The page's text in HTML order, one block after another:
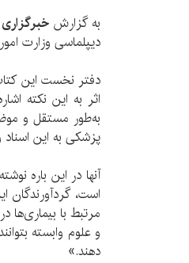
به گزارشخبرگزاری
دیپلماسی وزارت
دفتر نخست این
اثر به این نکته
به‌طور مستقل و
پزشکی به این
آنها در این باره
است،
مرتبط با بیماری‌ها
و علوم وابسته
دهند.»